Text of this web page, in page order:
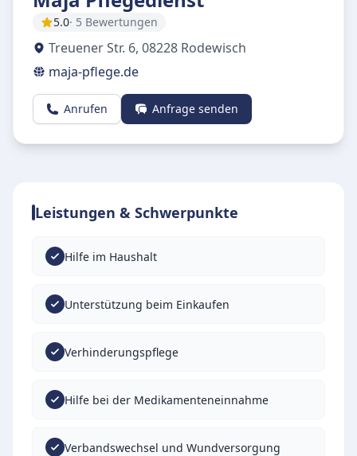
5.0· 5 Bewertungen
Treuener Str. 6, 08228 Rodewisch
maja-pflege.de
Anrufen Anfrage senden
Leistungen & Schwerpunkte
Hilfe im Haushalt
Unterstützung beim Einkaufen
Verhinderungspflege
Hilfe bei der Medikamenteneinnahme
Verbandswechsel und Wundversorgung